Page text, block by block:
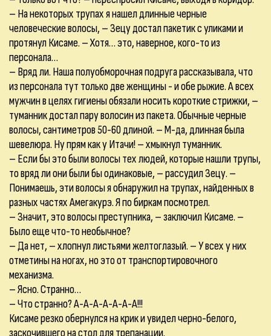
– На некоторых трупах я нашел длинные черные
человеческие волосы, – Зецу достал пакетик с уликами и
протянул Кисаме. – Хотя… это, наверное, кого-то из
персонала…
– Вряд ли. Наша полуобморочная подруга рассказывала, что
из персонала тут только две женщины - и обе рыжие. А всех
мужчин в целях гигиены обязали носить короткие стрижки, –
туманник достал пару волосин из пакета. Обычные черные
волосы, сантиметров 50-60 длиной. – М-да, длинная была
шевелюра. Ну прям как у Итачи! – хмыкнул туманник.
– Если бы это были волосы тех людей, которые нашли трупы,
то вряд ли они были бы одинаковые, – рассудил Зецу. –
Понимаешь, эти волосы я обнаружил на трупах, найденных в
разных частях Амегакурэ. Я по биркам посмотрел.
– Значит, это волосы преступника, – заключил Кисаме. –
Было еще что-то необычное?
– Да нет, – хлопнул листьями желтоглазый. – У всех у них
отметины на ногах, но это от транспортировочного
механизма.
– Ясно. Странно…
– Что странно? А-А-А-А-А-А-А!!!
Кисаме резко обернулся на крик и увидел черно-белого,
заскочившего на стол для трепанации.